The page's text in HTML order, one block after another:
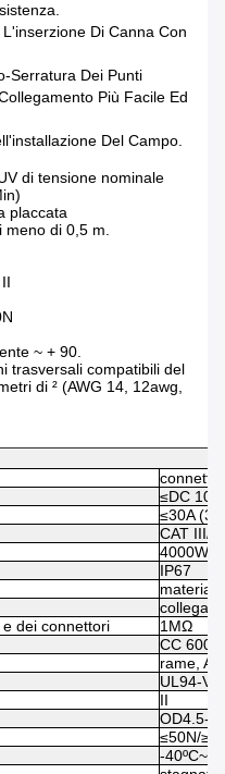
Di Canna Con
Serratura Dei Punti
Più Facile Ed
Del Campo.
di tensione nominale
placcata
meno di 0,5 m.
~ + 90.
trasversali compatibili del
di ² (AWG 14, 12awg,
≤DC
≤30A
CAT III/2
4000W
IP67
dei connettori
1MΩ
CC
rame,
UL94-VO
II
OD4.5-
≤50N/
-